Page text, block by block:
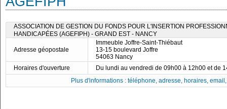
ASSOCIATION DE GESTION DU FONDS POUR L'INSERTION
HANDICAPÉES (AGEFIPH) - GRAND EST - NANCY
Adresse géopostale
Immeuble Joffre-Saint-Thiébaut
13-15 boulevard Joffre
54063 Nancy
Horaires d'ouverture
Du lundi au vendredi de 09h00 à 12h00 et de
Plus d'informations : téléphone, adresse, horaires,